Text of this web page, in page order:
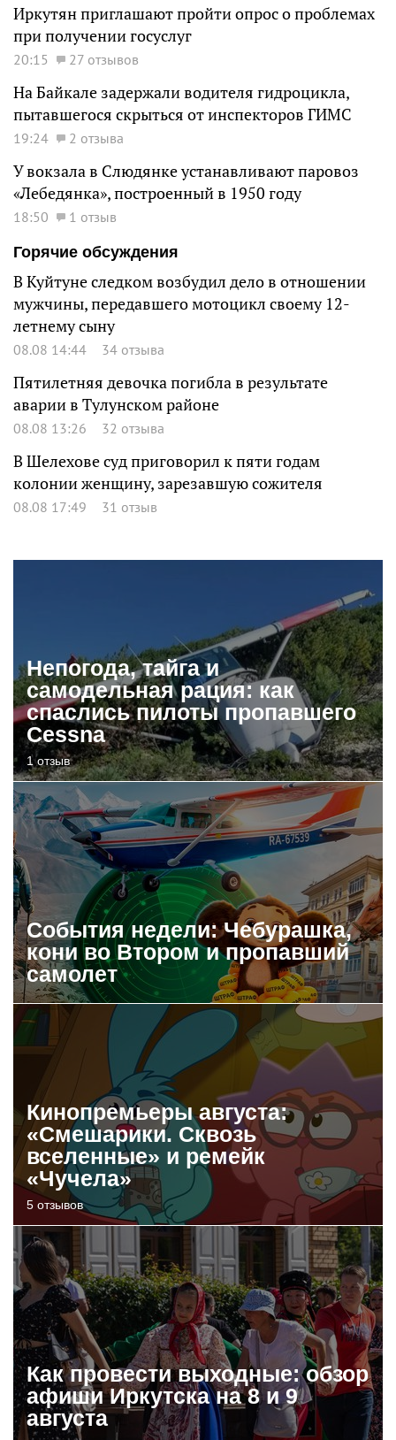
Иркутян приглашают пройти опрос о проблемах
при получении госуслуг
20:15 27 отзывов
На Байкале задержали водителя гидроцикла,
пытавшегося скрыться от инспекторов ГИМС
19:24 2 отзыва
У вокзала в Слюдянке устанавливают паровоз
«Лебедянка», построенный в 1950 году
18:50
1 отзыв
Горячие обсуждения
В Куйтуне следком возбудил дело в отношении
мужчины, передавшего мотоцикл своему 12-
летнему сыну
08.08 14:44 34 отзыва
Пятилетняя девочка погибла в результате
аварии в Тулунском районе
08.08 13:26 32 отзыва
В Шелехове суд приговорил к пяти годам
колонии женщину, зарезавшую сожителя
08.08 17:49 31 отзыв
Непогода, тайга и
самодельная рация: как
спаслись пилоты пропавшего
Cessna
1 отзыв
События недели: Чебурашка,
кони во Втором и пропавший
самолет
Кинопремьеры августа:
«Смешарики. Сквозь
вселенные» и ремейк
«Чучела»
5 отзывов
Как провести выходные: обзор
афиши Иркутска на 8 и 9
августа